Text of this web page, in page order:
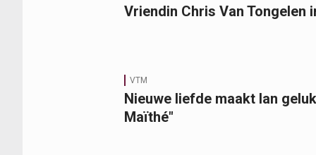
Vriendin Chris Van Tongelen
VTM
Nieuwe liefde maakt Ian
Maïthé"